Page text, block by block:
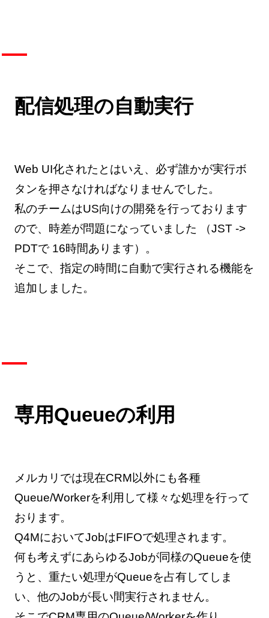
配信処理の自動実行
Web UI化されたとはいえ、必ず誰かが実行ボ
タンを押さなければなりませんでした。
私のチームはUS向けの開発を行っております
ので、時差が問題になっていました （JST ->
PDTで 16時間あります）。
そこで、指定の時間に自動で実行される機能を
追加しました。
専用Queueの利用
メルカリでは現在CRM以外にも各種
Queue/Workerを利用して様々な処理を行って
おります。
Q4MにおいてJobはFIFOで処理されます。
何も考えずにあらゆるJobが同様のQueueを使
うと、重たい処理がQueueを占有してしま
い、他のJobが長い間実行されません。